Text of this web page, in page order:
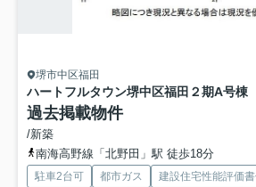
堺市中区福田
ハートフルタウン堺中区福田２期A号棟
過去掲載物件
/新築
南海高野線「北野田」駅 徒歩18分
駐車2台可 都市ガス
建設住宅性能評価